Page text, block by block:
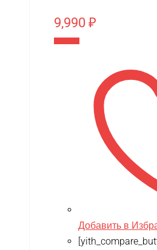
9,990 ₽
Добавить в